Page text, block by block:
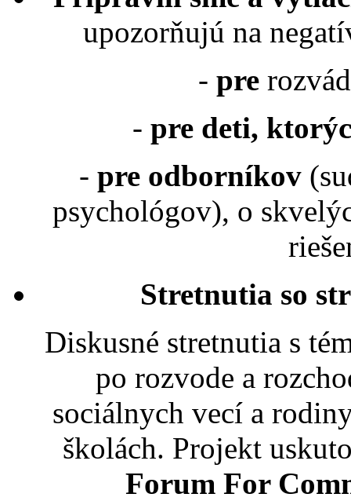
upozorňujú na
- pre
- pre deti,
- pre odborníkov
psychológov), o
Stretnutia so
Diskusné stretnutia s
po rozvode a
sociálnych vecí a
školách. Projekt
Forum For